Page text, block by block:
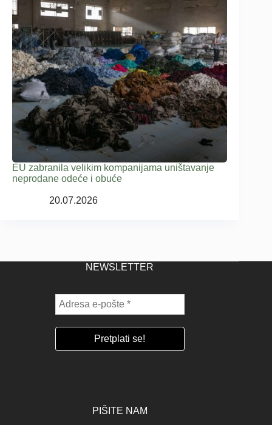
EU zabranila velikim kompanijama uništavanje
neprodane odeće i obuće
20.07.2026
NEWSLETTER
PIŠITE NAM